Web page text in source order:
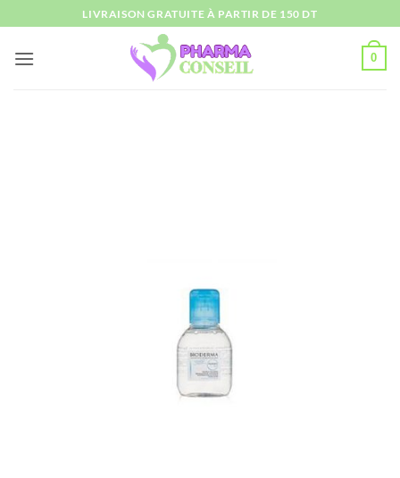
au
contenu
LIVRAISON GRATUITE À PARTIR DE 150 DT
0